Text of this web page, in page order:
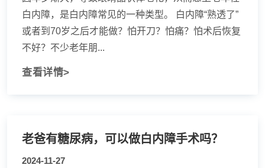
白内障，是白内障常见的一种类型。 白内障“熟透了”
或者到70岁之后才能做？怕开刀？怕痛？怕术后恢复
不好？不少老年朋...
查看详情>
老爸有糖尿病，可以做白内障手术吗？
2024-11-27